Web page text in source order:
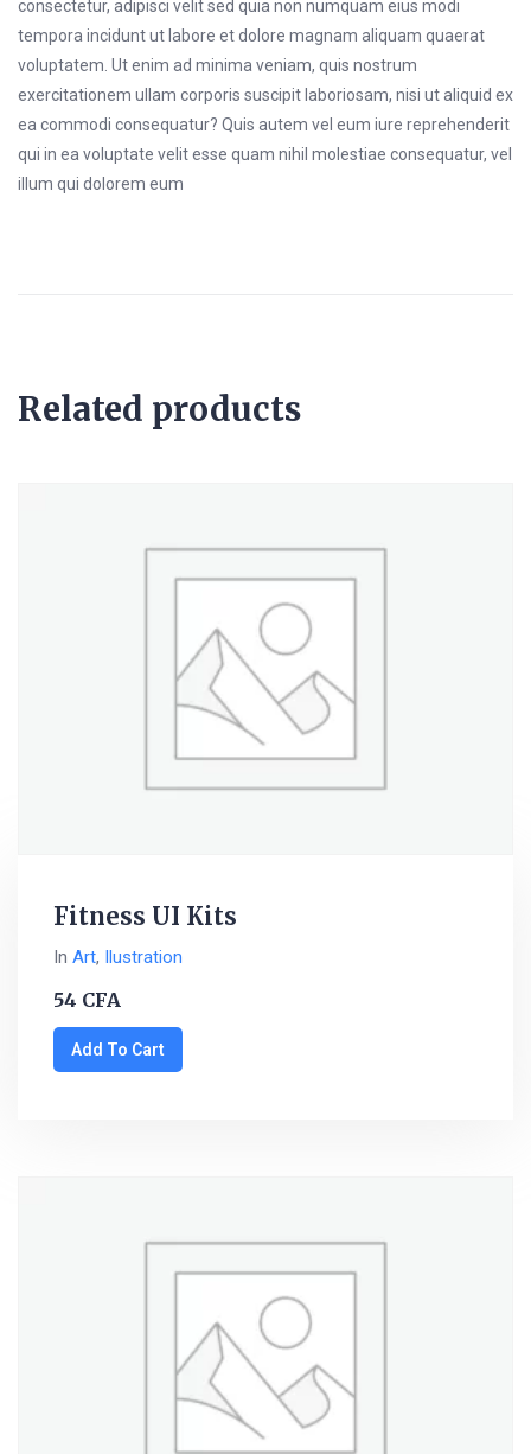
consectetur, adipisci velit sed quia non numquam eius modi
tempora incidunt ut labore et dolore magnam aliquam quaerat
voluptatem. Ut enim ad minima veniam, quis nostrum
exercitationem ullam corporis suscipit laboriosam, nisi ut aliquid ex
ea commodi consequatur? Quis autem vel eum iure reprehenderit
qui in ea voluptate velit esse quam nihil molestiae consequatur, vel
illum qui dolorem eum
Related products
Fitness UI Kits
In Art, Ilustration
54 CFA
Add To Cart